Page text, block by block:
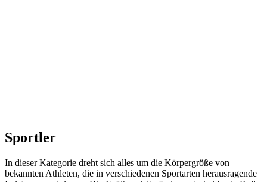
Sportler
In dieser Kategorie dreht sich alles um die Körpergröße von
bekannten Athleten, die in verschiedenen Sportarten herausragende